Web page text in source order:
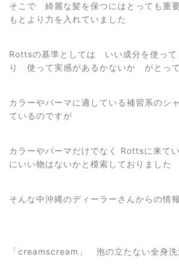
そこで 綺麗な髪を保つにはとっても重
もとより力を入れていました
Rottsの基準としては いい成分を使って
り 使って実感があるかないか がとっ
カラーやパーマに適している補習系のシ
ているのですが
カラーやパーマだけでなく Rottsに来て
にいい物はないかと模索しておりました
そんな中沖縄のディーラーさんからの情
「creamscream」 泡の立たない全身洗